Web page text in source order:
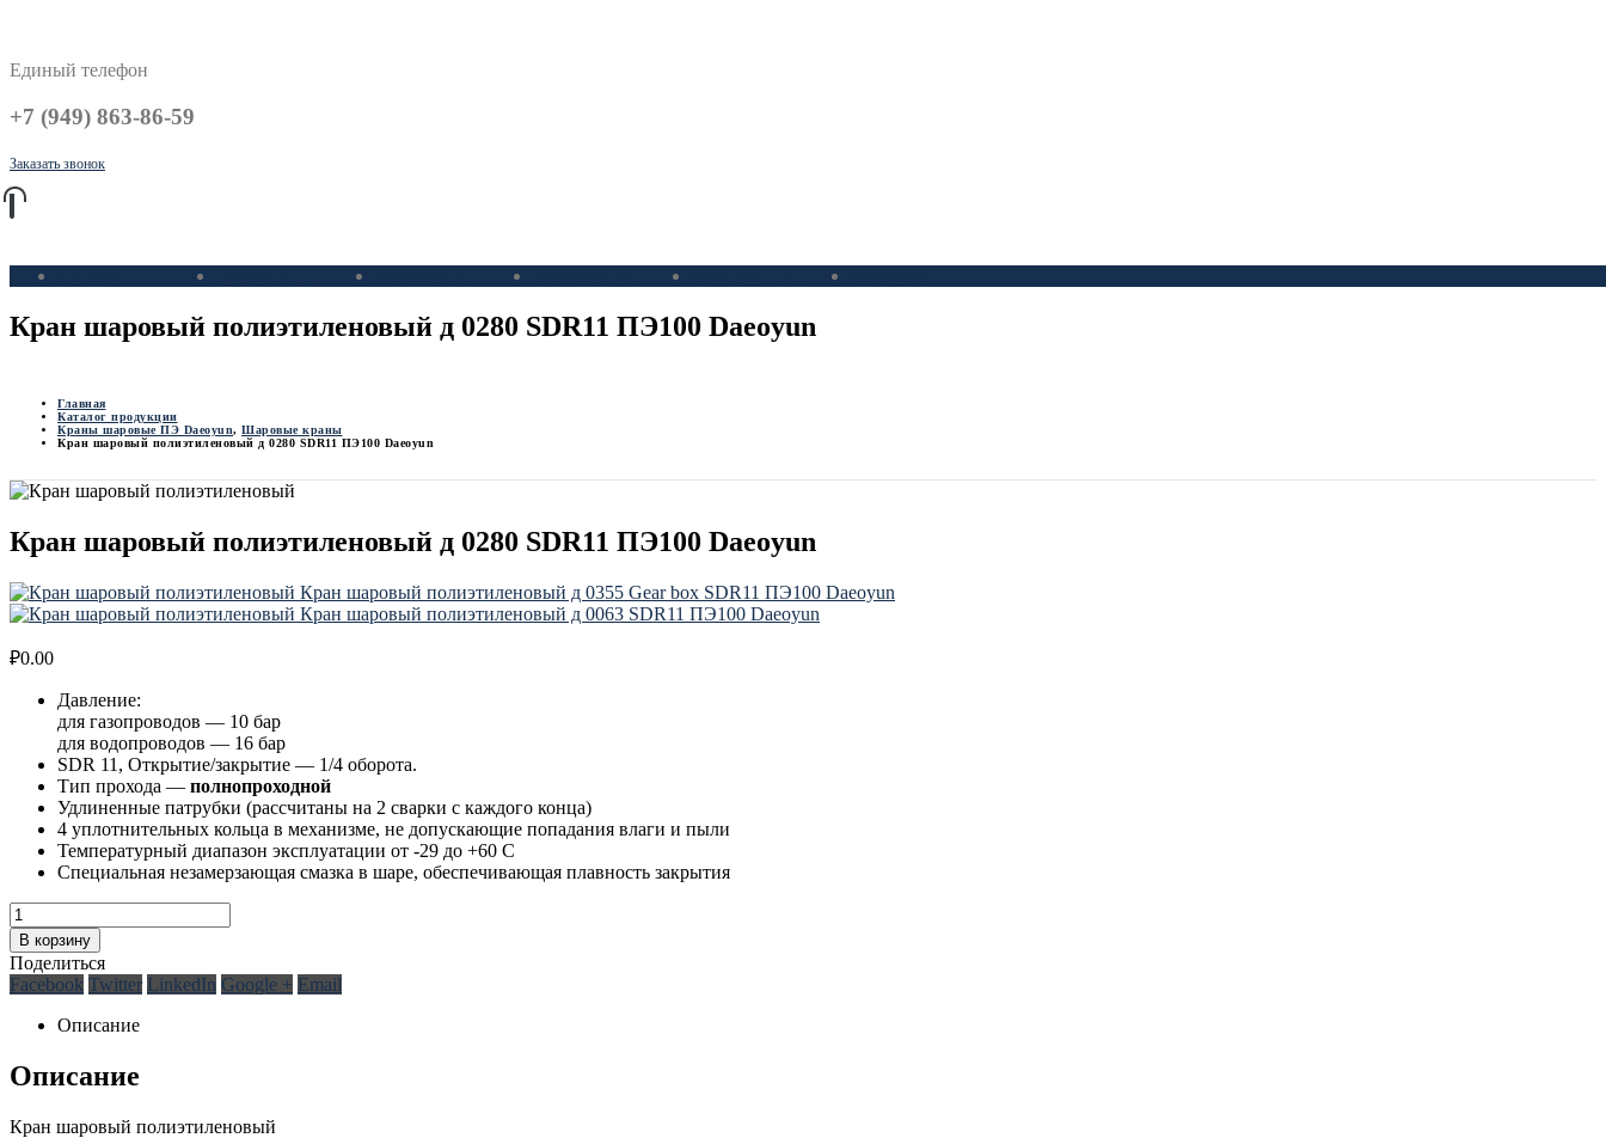
Единый телефон
+7 (949) 863-86-59
Заказать звонок
Кран шаровый полиэтиленовый д 0280 SDR11 ПЭ100 Daeoyun
Главная
Каталог продукции
Краны шаровые ПЭ Daeoyun, Шаровые краны
Кран шаровый полиэтиленовый д 0280 SDR11 ПЭ100 Daeoyun
Кран шаровый полиэтиленовый д 0280 SDR11 ПЭ100 Daeoyun
Кран шаровый полиэтиленовый д 0355 Gear box SDR11 ПЭ100 Daeoyun
Кран шаровый полиэтиленовый д 0063 SDR11 ПЭ100 Daeoyun
₽0.00
Давление:
для газопроводов — 10 бар
для водопроводов — 16 бар
SDR 11, Открытие/закрытие — 1/4 оборота.
Тип прохода — полнопроходной
Удлиненные патрубки (рассчитаны на 2 сварки с каждого конца)
4 уплотнительных кольца в механизме, не допускающие попадания влаги и пыли
Температурный диапазон эксплуатации от -29 до +60 С
Специальная незамерзающая смазка в шаре, обеспечивающая плавность закрытия
В корзину
Поделиться
Facebook Twitter LinkedIn Google + Email
Описание
Описание
Кран шаровый полиэтиленовый